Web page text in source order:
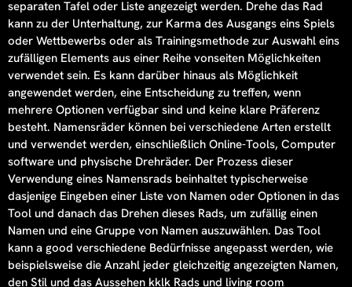
separaten Tafel oder Liste angezeigt werden. Drehe das Rad
kann zu der Unterhaltung, zur Karma des Ausgangs eins Spiels
oder Wettbewerbs oder als Trainingsmethode zur Auswahl eins
zufälligen Elements aus einer Reihe vonseiten Möglichkeiten
verwendet sein. Es kann darüber hinaus als Möglichkeit
angewendet werden, eine Entscheidung zu treffen, wenn
mehrere Optionen verfügbar sind und keine klare Präferenz
besteht. Namensräder können bei verschiedene Arten erstellt
und verwendet werden, einschließlich Online-Tools, Computer
software und physische Drehräder. Der Prozess dieser
Verwendung eines Namensrads beinhaltet typischerweise
dasjenige Eingeben einer Liste von Namen oder Optionen in das
Tool und danach das Drehen dieses Rads, um zufällig einen
Namen und eine Gruppe von Namen auszuwählen. Das Tool
kann a good verschiedene Bedürfnisse angepasst werden, wie
beispielsweise die Anzahl jeder gleichzeitig angezeigten Namen,
den Stil und das Aussehen kklk Rads und living room